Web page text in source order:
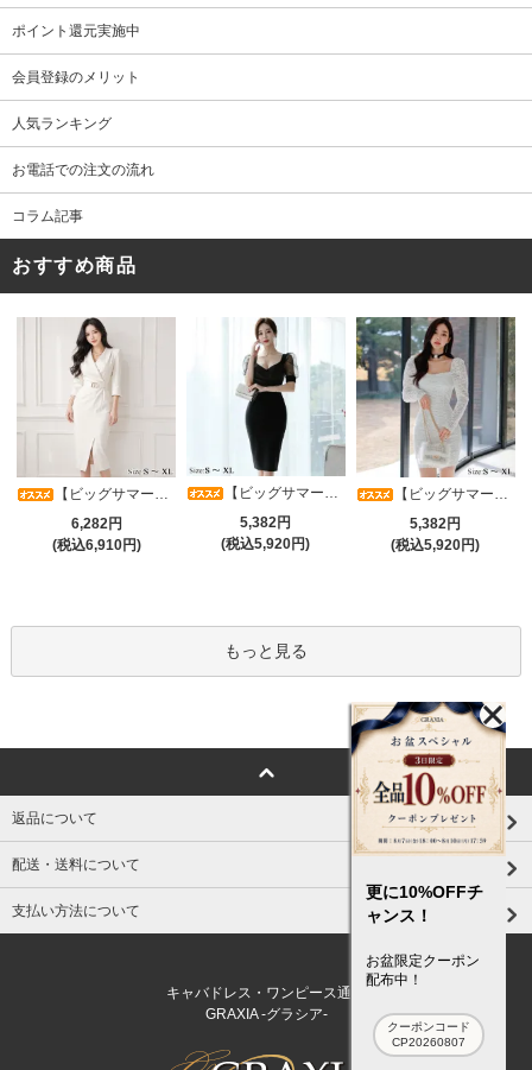
ポイント還元実施中
会員登録のメリット
人気ランキング
お電話での注文の流れ
コラム記事
おすすめ商品
【ビッグサマーセール対象品】アシメカシュクール7分袖ワンピース(キャバドレス・CABARETDRESS)
6,282円
(税込6,910円)
【ビッグサマーセール対象品】光沢シアースリーブが軽やかなカシュクールVネックドレープミディドレス(キャバドレス・CABARETDRESS)
5,382円
(税込5,920円)
【ビッグサマーセール対象品】ラグジュアリーオーナメントレースパフスリーブワンピース(キャバドレス・CABARETDRESS)
5,382円
(税込5,920円)
もっと見る
返品について
配送・送料について
支払い方法について
キャバドレス・ワンピース通販
GRAXIA -グラシア-
更に10%OFFチ
ャンス！
お盆限定クーポン
配布中！
クーポンコード
CP20260807